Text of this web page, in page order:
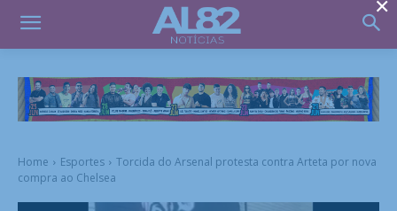
Home Esportes
Torcida do Arsenal protesta contra Arteta por nova
compra ao Chelsea